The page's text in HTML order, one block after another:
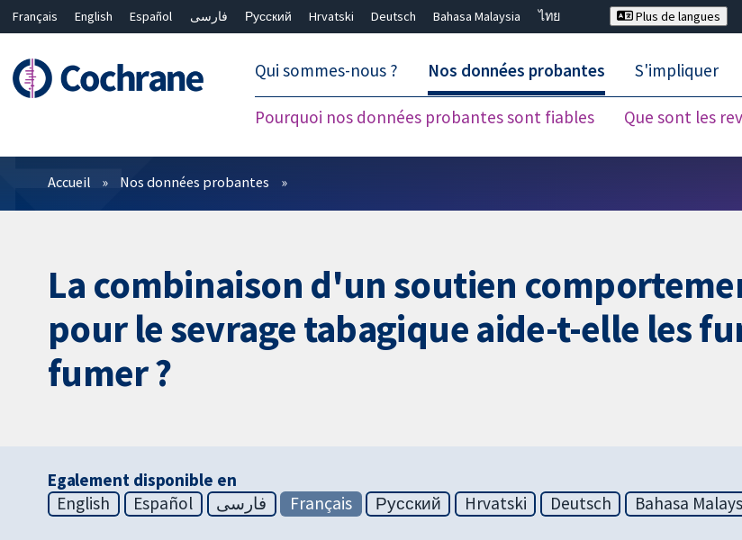
Français English Español فارسی Русский Hrvatski Deutsch Bahasa Malaysia
ไทย
Plus de langues
Qui sommes-nous ? Nos données probantes
Pourquoi nos données probantes sont fiables Que sont les
S'impliquer
Filtres
Accueil Nos données probantes
La combinaison d'un soutien
pour le sevrage tabagique aide-t-elle les
fumer ?
Egalement disponible en
English
Español فارسی Français Русский Hrvatski Deutsch Bahasa